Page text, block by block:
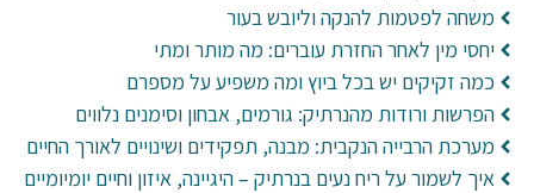
משחה לפטמות להנקה וליובש בעור
יחסי מין לאחר החזרת עוברים: מה מותר ומתי
כמה זקיקים יש בכל ביוץ ומה משפיע על מספרם
הפרשות ורודות מהנרתיק: גורמים, אבחון וסימנים נלווים
מערכת הרבייה הנקבית: מבנה, תפקידים ושינויים לאורך החיים
איך לשמור על ריח נעים בנרתיק – היגיינה, איזון וחיים יומיומיים